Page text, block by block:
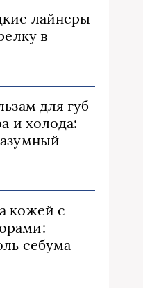
лайнеры
в
для губ
и холода:
кожей с
себума